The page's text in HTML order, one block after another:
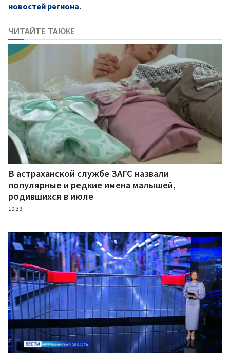
новостей региона.
ЧИТАЙТЕ ТАКЖЕ
В астраханской службе ЗАГС назвали
популярные и редкие имена малышей,
родившихся в июле
10:39